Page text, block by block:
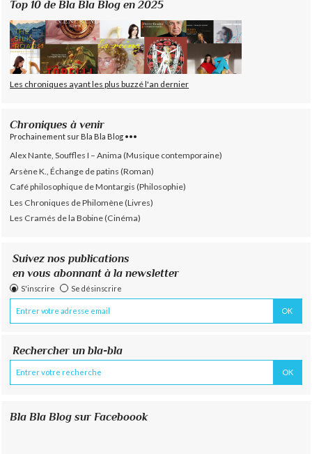
Top 10 de Bla Bla Blog en 2025
Les chroniques ayant les plus buzzé l'an dernier
Chroniques à venir
Prochainement sur Bla Bla Blog •••
Alex Nante, Souffles I – Anima (Musique contemporaine)
Arsène K., Échange de patins (Roman)
Café philosophique de Montargis (Philosophie)
Les Chroniques de Philomène (Livres)
Les Cramés de la Bobine (Cinéma)
Suivez nos publications
en vous abonnant à la newsletter
S'inscrire Se désinscrire
Rechercher un bla-bla
Bla Bla Blog sur Faceboook